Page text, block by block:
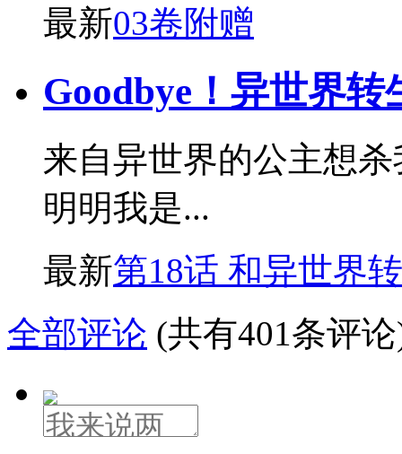
最新03卷附赠
Goodbye！异世界转
来自异世界的公主想
明明我是...
最新第18话 和异世界
全部评论 (共有401条评